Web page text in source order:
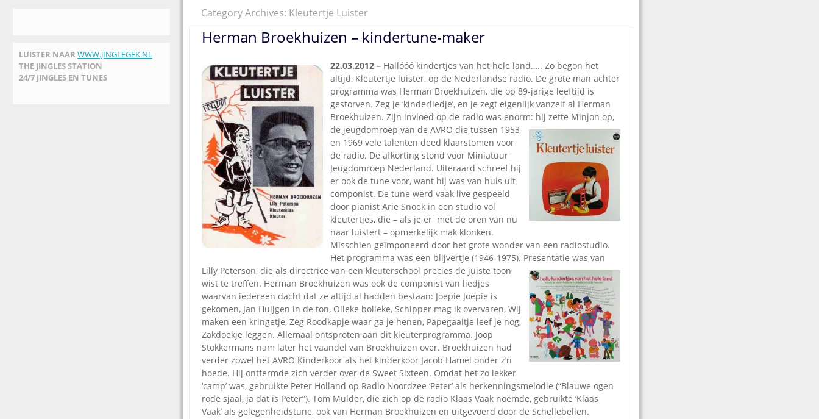
tags
Dallas jingle city
De Tourtune
Ferry Maat 65
Ferry Maat interview
Jingle Awards
Jingle NIEUW
Omroepbanden
Stoomfluit Klaas
Vaak
Uitvinding
jinglecassette
Pepper & Tanner in
Top Format in
pictures
Dik Voormekaar in
foto’s
LUISTER NAAR WWW.JINGLEGEK.NL
THE JINGLES STATION
24/7 JINGLES EN TUNES
Category Archives: Kleutertje Luister
Herman Broekhuizen – kindertune-maker
22.03.2012 – Hallóóó kindertjes van het hele land….. Zo begon het
altijd, Kleutertje luister, op de Nederlandse radio. De grote man achter
programma was Herman Broekhuizen, die op 89-jarige leeftijd is
gestorven. Zeg je ‘kinderliedje’, en je zegt eigenlijk vanzelf al Herman
Broekhuizen. Zijn invloed op de radio was enorm: hij zette Minjon op,
de jeugdomroep van de AVRO die tussen 1953
en 1969 vele talenten deed klaarstomen voor
de radio. De afkorting stond voor Miniatuur
Jeugdomroep Nederland. Uiteraard schreef hij
er ook de tune voor, want hij was van huis uit
componist. De tune werd vaak live gespeeld
door pianist Arie Snoek in een studio vol
kleutertjes, die – als je er met de oren van nu
naar luistert – opmerkelijk mak klonken.
Misschien geïmponeerd door het grote wonder van een radiostudio.
Het programma was een blijvertje (1946-1975). Presentatie was van
Lilly Peterson, die als directrice van een kleuterschool precies de juiste toon
wist te treffen. Herman Broekhuizen was ook de componist van liedjes
waarvan iedereen dacht dat ze altijd al hadden bestaan: Joepie Joepie is
gekomen, Jan Huijgen in de ton, Olleke bolleke, Schipper mag ik overvaren, Wij
maken een kringetje, Zeg Roodkapje waar ga je henen, Papegaaitje leef je nog,
Zakdoekje leggen. Allemaal ontsproten aan dit kleuterprogramma. Joop
Stokkermans nam later het vaandel van Broekhuizen over. Broekhuizen had
verder zowel het AVRO Kinderkoor als het kinderkoor Jacob Hamel onder z’n
hoede. Hij ontfermde zich verder over de Sweet Sixteen. Omdat het zo lekker
‘camp’ was, gebruikte Peter Holland op Radio Noordzee ‘Peter’ als herkenningsmelodie (“Blauwe ogen
rode sjaal, ja dat is Peter”). Tom Mulder, die zich op de radio Klaas Vaak noemde, gebruikte ‘Klaas
Vaak’ als gelegenheidstune, ook van Herman Broekhuizen en uitgevoerd door de Schellebellen.